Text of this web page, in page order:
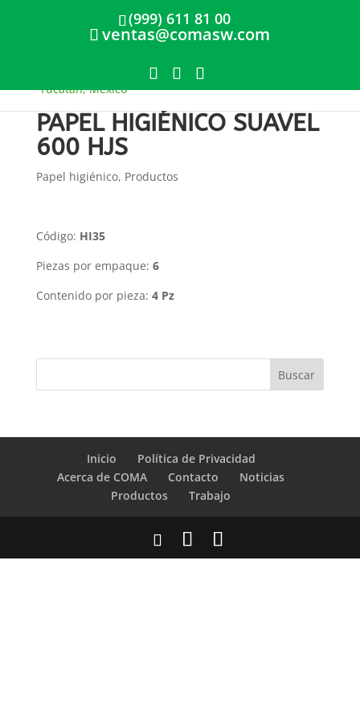
(999) 611 81 00
ventas@comasw.com
PAPEL HIGIÉNICO SUAVEL
600 HJS
Papel higiénico, Productos
Código: HI35
Piezas por empaque: 6
Contenido por pieza: 4 Pz
Inicio
Política de Privacidad
Acerca de COMA
Contacto
Noticias
Productos
Trabajo